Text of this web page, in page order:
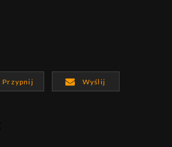
Przypnij Wyślij